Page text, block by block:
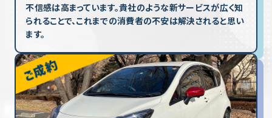
不信感は高まっています。貴社のような新サービスが広く知
られることで、これまでの消費者の不安は解決されると思い
ます。